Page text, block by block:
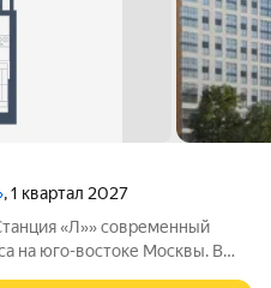
, 1 квартал 2027
современный
на юго-востоке Москвы. В